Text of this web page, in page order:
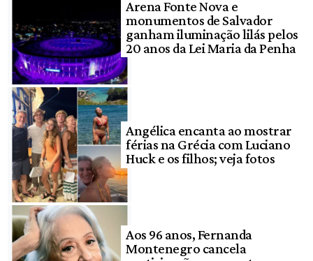
Arena Fonte Nova e
monumentos de Salvador
ganham iluminação lilás pelos
20 anos da Lei Maria da Penha
Angélica encanta ao mostrar
férias na Grécia com Luciano
Huck e os filhos; veja fotos
Aos 96 anos, Fernanda
Montenegro cancela